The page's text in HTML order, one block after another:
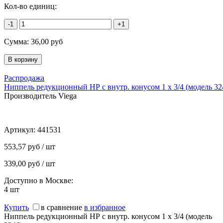
Кол-во единиц:
-1 +1
Сумма: 36,00 руб
Распродажа
Ниппель редукционный НР с внутр. конусом 1 x 3/4 (модель
Производитель Viega
Артикул: 441531
553,57 руб / шт
339,00 руб / шт
Доступно в Москве:
4 шт
Купить в сравнение в избранное
Ниппель редукционный НР с внутр. конусом 1 x 3/4 (модель